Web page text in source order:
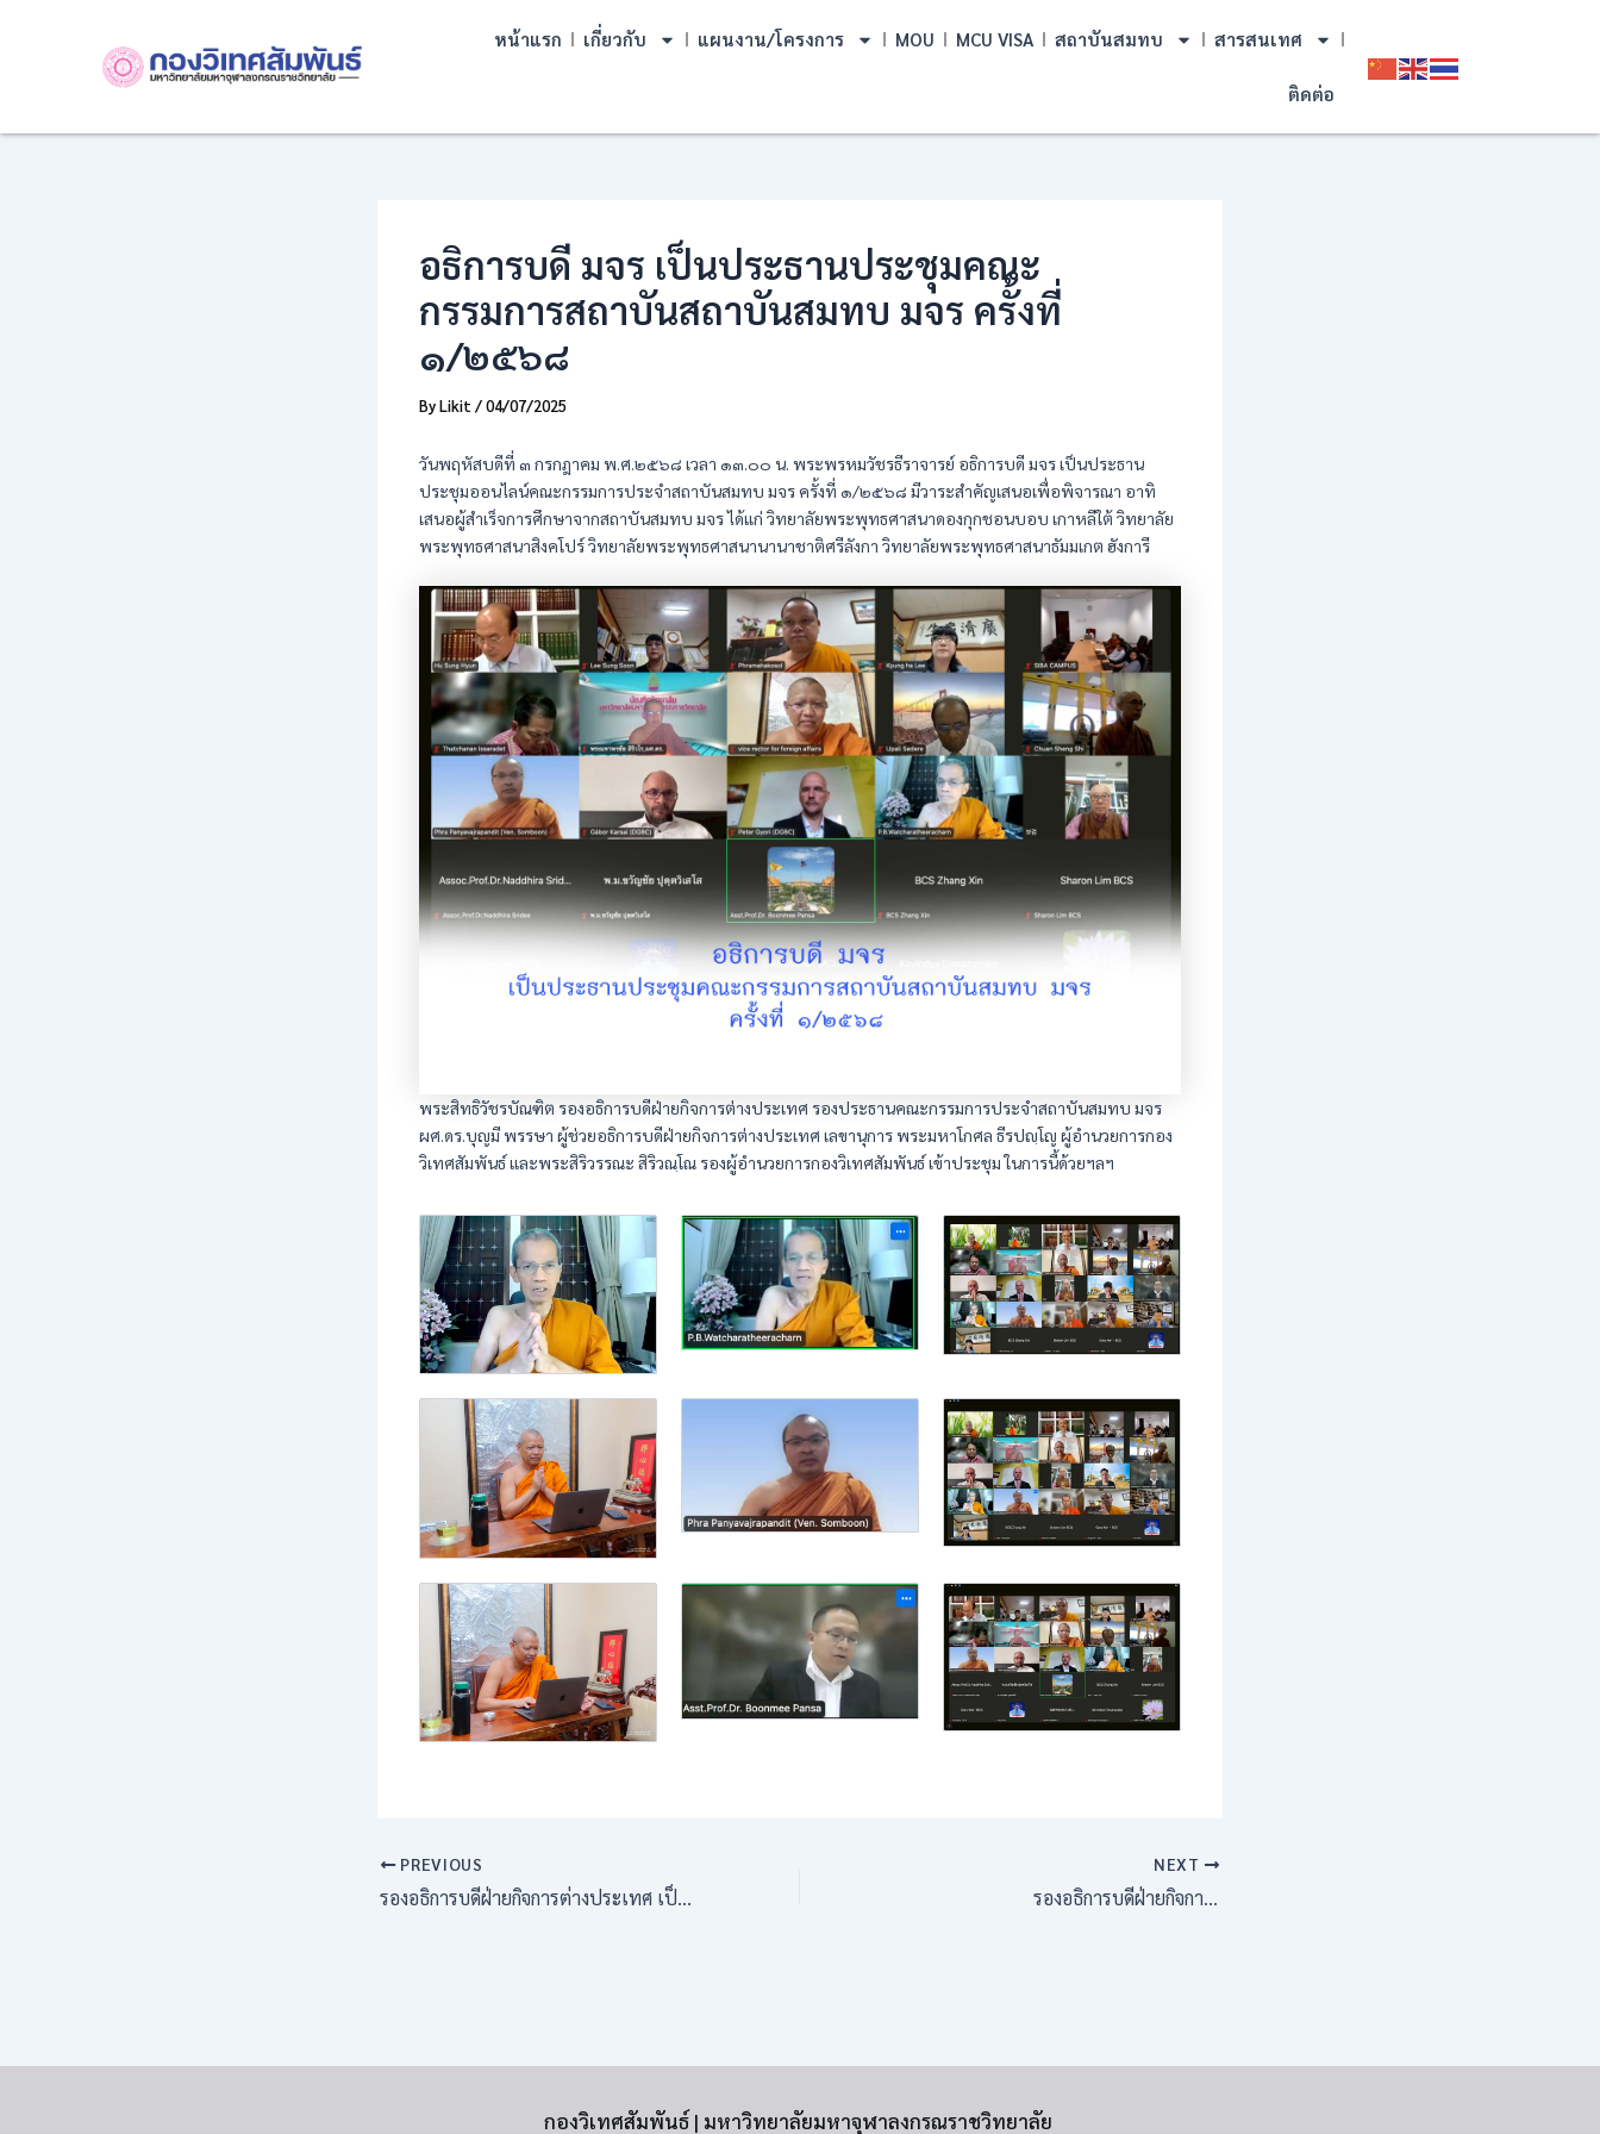
หน้าแรก เกี่ยวกับ แผนงาน/โครงการ MOU MCU VISA สถาบันสมทบ สารสนเทศ
ติดต่อ
อธิการบดี มจร เป็นประธานประชุมคณะ
กรรมการสถาบันสถาบันสมทบ มจร ครั้งที่
๑/๒๕๖๘
ByLikit /04/07/2025
วันพฤหัสบดีที่ ๓ กรกฎาคม พ.ศ.๒๕๖๘ เวลา ๑๓.๐๐ น. พระพรหมวัชรธีราจารย์ อธิการบดี มจร เป็นประธาน
ประชุมออนไลน์คณะกรรมการประจำสถาบันสมทบ มจร ครั้งที่ ๑/๒๕๖๘ มีวาระสำคัญเสนอเพื่อพิจารณา อาทิ
เสนอผู้สำเร็จการศึกษาจากสถาบันสมทบ มจร ได้แก่ วิทยาลัยพระพุทธศาสนาดองกุกชอนบอบ เกาหลีใต้ วิทยาลัย
พระพุทธศาสนาสิงคโปร์ วิทยาลัยพระพุทธศาสนานานาชาติศรีลังกา วิทยาลัยพระพุทธศาสนาธัมมเกต ฮังการี
พระสิทธิวัชรบัณฑิต รองอธิการบดีฝ่ายกิจการต่างประเทศ รองประธานคณะกรรมการประจำสถาบันสมทบ มจร
ผศ.ดร.บุญมี พรรษา ผู้ช่วยอธิการบดีฝ่ายกิจการต่างประเทศ เลขานุการ พระมหาโกศล ธีรปญฺโญ ผู้อำนวยการกอง
วิเทศสัมพันธ์ และพระสิริวรรณะ สิริวณฺโณ รองผู้อำนวยการกองวิเทศสัมพันธ์ เข้าประชุม ในการนี้ด้วยฯลฯ
PREVIOUS
รองอธิการบดีฝ่ายกิจการต่างประเทศ เป็นประธานประชุมบุคลากรวิทยาลัยพระธรรมทูต ศูนย์อินเดียศึกษา และกองวิเทศสัมพันธ์ เพื่อเตรียมความพร้อมการเดินทางไป สปป.ลาว
NEXT
รองอธิการบดีฝ่ายกิจการต่างประเทศ เป็นประธานนำบุคลากรวิทยาลัยพระธรรมทูต ศูนย์อินเดียศึกษา และกองวิเทศสัมพันธ์ เดินทางไปรับมอบพระไตรปิฎกภาษาบาลี อักษรลาว และลงนาม MoU กับมหาวิทยาลัยแห่งชาติลาว
กองวิเทศสัมพันธ์ | มหาวิทยาลัยมหาจุฬาลงกรณราชวิทยาลัย